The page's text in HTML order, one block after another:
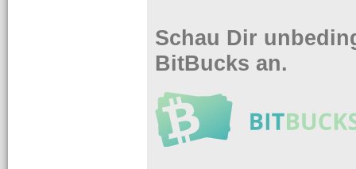
Schau Dir
BitBucks an.